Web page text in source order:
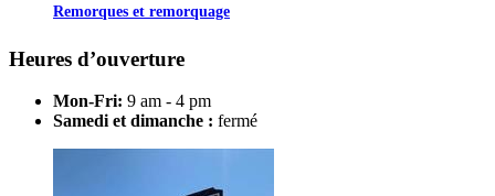
Remorques et remorquage
Heures d’ouverture
Mon-Fri: 9 am - 4 pm
Samedi et dimanche : fermé